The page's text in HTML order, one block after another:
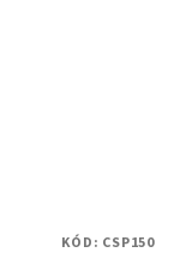
KÓD: CSP150